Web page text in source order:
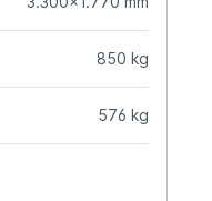
850 kg
576 kg